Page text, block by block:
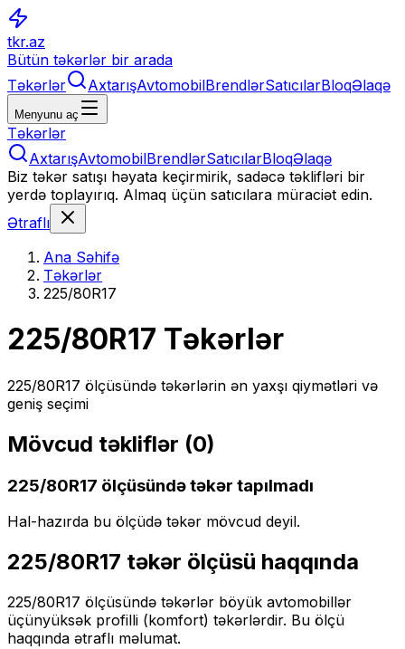
tkr.az
Bütün təkərlər bir arada
Təkərlər
AxtarışAvtomobilBrendlərSatıcılarBloqƏlaqə
Menyunu aç
Təkərlər
AxtarışAvtomobilBrendlərSatıcılarBloqƏlaqə
Biz təkər satışı həyata keçirmirik, sadəcə təklifləri bir
yerdə toplayırıq. Almaq üçün satıcılara müraciət edin.
Ətraflı
Ana Səhifə
Təkərlər
225/80R17
225/80R17 Təkərlər
225/80R17 ölçüsündə təkərlərin ən yaxşı qiymətləri və
geniş seçimi
Mövcud təkliflər (0)
225/80R17 ölçüsündə təkər tapılmadı
Hal-hazırda bu ölçüdə təkər mövcud deyil.
225/80R17 təkər ölçüsü haqqında
225/80R17 ölçüsündə təkərlər böyük avtomobillər
üçünyüksək profilli (komfort) təkərlərdir. Bu ölçü
haqqında ətraflı məlumat.